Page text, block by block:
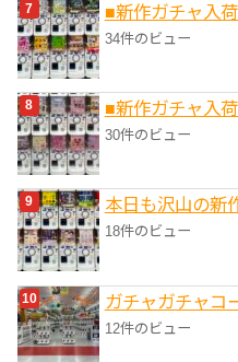
■新作ガチャ入
34件のビュー
■新作ガチャ入
30件のビュー
本日も沢山の新
18件のビュー
ガチャガチャコ
12件のビュー